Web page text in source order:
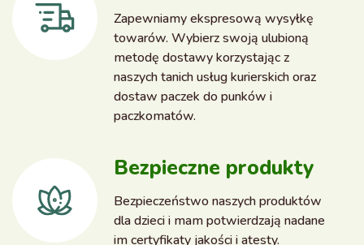
Zapewniamy ekspresową wysyłkę
towarów. Wybierz swoją ulubioną
metodę dostawy korzystając z
naszych tanich usług kurierskich oraz
dostaw paczek do punków i
paczkomatów.
Bezpieczne produkty
Bezpieczeństwo naszych produktów
dla dzieci i mam potwierdzają nadane
im certyfikaty jakości i atesty.